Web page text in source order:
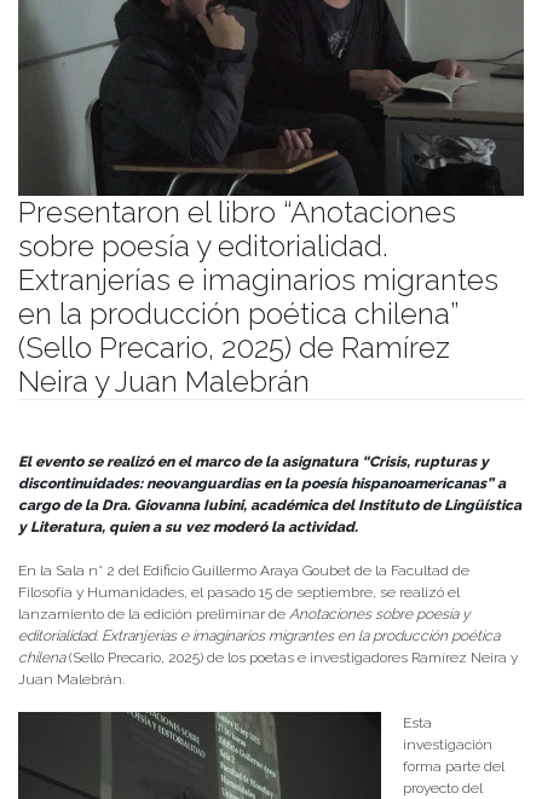
Presentaron el libro “Anotaciones
sobre poesía y editorialidad.
Extranjerías e imaginarios migrantes
en la producción poética chilena”
(Sello Precario, 2025) de Ramírez
Neira y Juan Malebrán
El evento se realizó en el marco de la asignatura “Crisis, rupturas y
discontinuidades: neovanguardias en la poesía hispanoamericanas” a
cargo de la Dra. Giovanna Iubini, académica del Instituto de Lingüística
y Literatura, quien a su vez moderó la actividad.
En la Sala n° 2 del Edificio Guillermo Araya Goubet de la Facultad de
Filosofía y Humanidades, el pasado 15 de septiembre, se realizó el
lanzamiento de la edición preliminar de Anotaciones sobre poesía y
editorialidad. Extranjerías e imaginarios migrantes en la producción poética
chilena(Sello Precario, 2025) de los poetas e investigadores Ramírez Neira y
Juan Malebrán.
Esta
investigación
forma parte del
proyecto del